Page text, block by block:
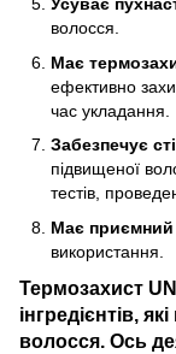
Усуває
волосся.
Має
ефективно
час укладання.
Забезпечує
підвищеної
тестів,
Має
використання.
Термозахист
інгредієнтів,
волосся. Ось